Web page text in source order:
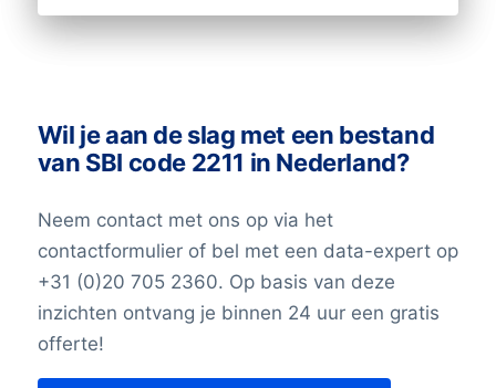
Wil je aan de slag met een bestand
van SBI code 2211 in Nederland?
Neem contact met ons op via het
contactformulier of bel met een data-expert op
+31 (0)20 705 2360. Op basis van deze
inzichten ontvang je binnen 24 uur een gratis
offerte!